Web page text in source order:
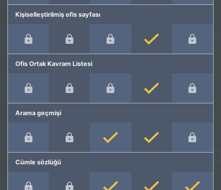
Kişiselleştirilmiş ofis sayfası
Ofis Ortak Kavram Listesi
Arama geçmişi
Cümle sözlüğü